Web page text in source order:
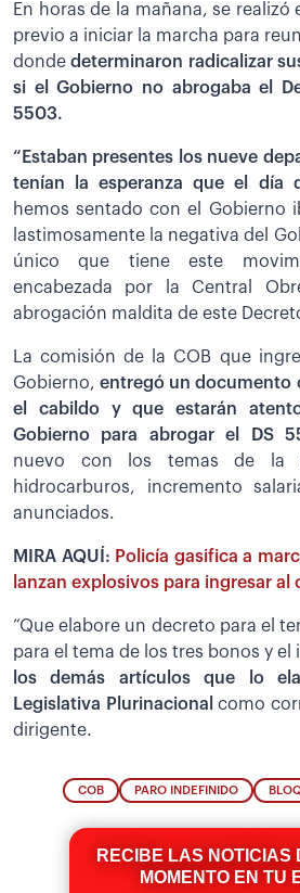
En horas de la mañana, se realizó
previo a iniciar la marcha para
dondedeterminaron radicalizar
si el Gobierno no abrogaba el
5503.
“Estaban presentes los nueve
tenían la esperanza que el día
hemos sentado con el Gobierno
lastimosamente la negativa del
único que tiene este
encabezada por la Central
abrogación maldita de este
La comisión de la COB que
Gobierno,entregó un documento
el cabildo y que estarán
Gobierno para abrogar el DS
nuevo con los temas de la
hidrocarburos, incremento
anunciados.
MIRA AQUÍ: Policía gasifica a
lanzan explosivos para ingresar al
“Que elabore un decreto para el
para el tema de los tres bonos y el
los demás artículos que lo
Legislativa Plurinacional como
dirigente.
COB PARO INDEFINIDO
RECIBE LAS NOTICIAS
MOMENTO EN TU